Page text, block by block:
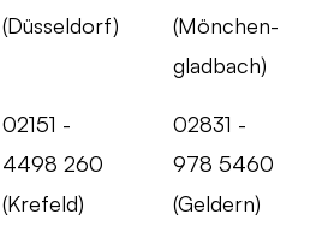
(Düsseldorf)
(Mönchen-
gladbach)
02151 -
4498 260
(Krefeld)
02831 -
978 5460
(Geldern)